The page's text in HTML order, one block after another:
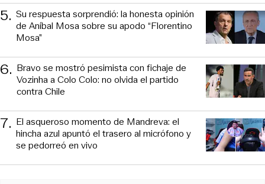
5. Su respuesta sorprendió: la honesta opinión
de Aníbal Mosa sobre su apodo “Florentino
Mosa”
6. Bravo se mostró pesimista con fichaje de
Vozinha a Colo Colo: no olvida el partido
contra Chile
7. El asqueroso momento de Mandreva: el
hincha azul apuntó el trasero al micrófono y
se pedorreó en vivo